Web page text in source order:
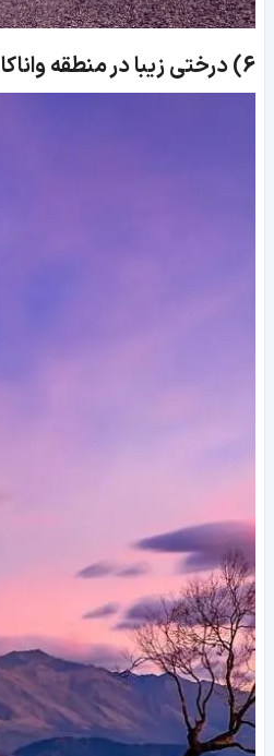
6) درختی زیبا در منطقه واناکا